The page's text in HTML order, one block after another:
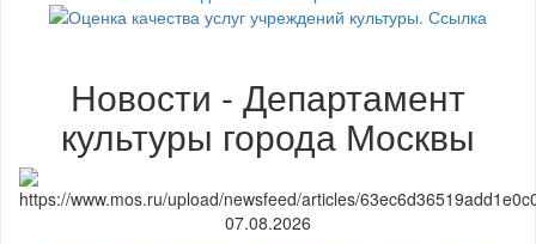
Новости - Департамент
культуры города Москвы
07.08.2026